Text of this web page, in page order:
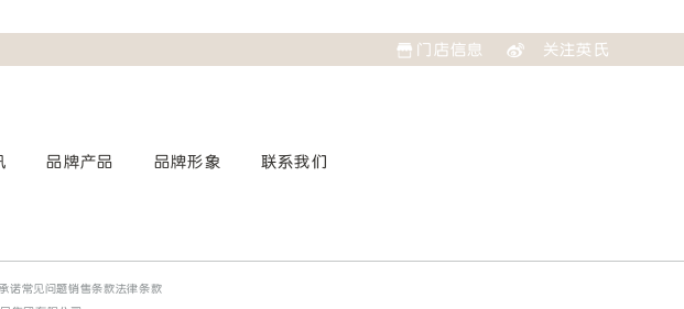
门店信息 关注英氏
品牌产品 品牌形象 联系我们
诺常见问题销售条款法律条款